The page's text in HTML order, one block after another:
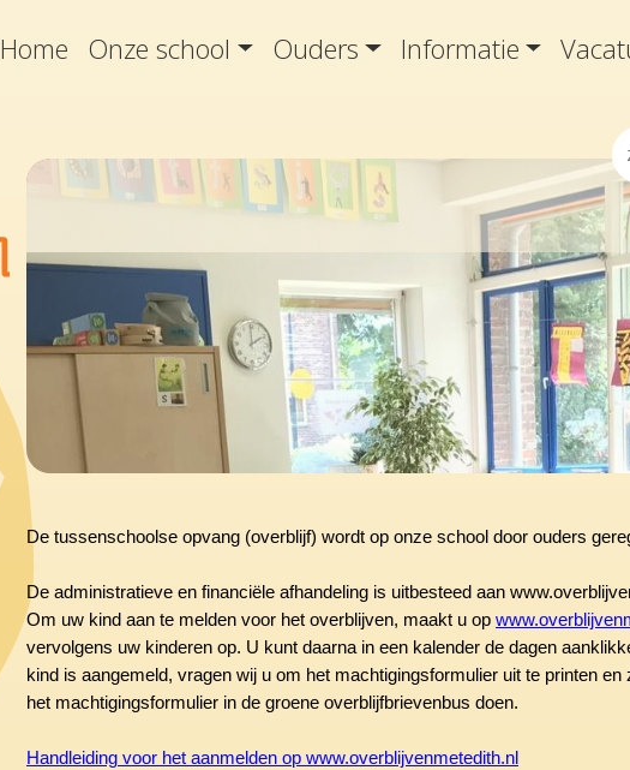
Home Onze school Ouders Informatie
De tussenschoolse opvang (overblijf) wordt op onze school door ouders
De administratieve en financiële afhandeling is uitbesteed aan
Om uw kind aan te melden voor het overblijven, maakt u op
vervolgens uw kinderen op. U kunt daarna in een kalender de dagen
kind is aangemeld, vragen wij u om het machtigingsformulier uit te printen
het machtigingsformulier in de groene overblijfbrievenbus doen.
Handleiding voor het aanmelden op www.overblijvenmetedith.nl